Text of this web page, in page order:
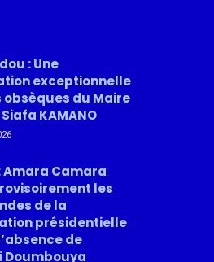
: Une
exceptionnelle
obsèques du Maire
KAMANO
Amara Camara
les
de la
présidentielle
de
Doumbouya